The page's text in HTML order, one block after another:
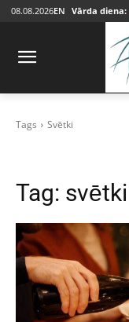
08.08.2026EN Vārda diena:
Tags Svētki
Tag: svētki